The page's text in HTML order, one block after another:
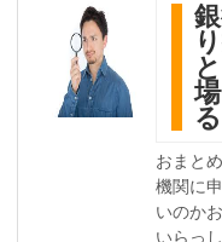
おまと
機関に
いのか
いらっ